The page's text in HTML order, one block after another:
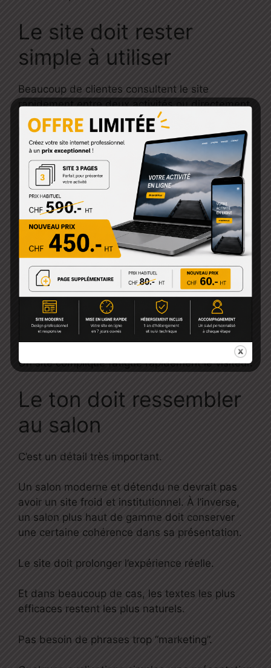
Le site doit rester
simple à utiliser
Beaucoup de clientes consultent le site
rapidement entre deux activités ou directement
depuis leur téléphone.
Si elles doivent chercher longtemps les
informations importantes, elles abandonnent
souvent.
Le site doit permettre de trouver facilement :
les horaires
l’adresse
les prestations
la réservation
les coordonnées
Ce sont des éléments simples, mais essentiels.
Un site compliqué fatigue rapidement le visiteur.
Le ton doit ressembler
au salon
C’est un détail très important.
Un salon moderne et détendu ne devrait pas
avoir un site froid et institutionnel. À l’inverse,
un salon plus haut de gamme doit conserver
une certaine cohérence dans sa présentation.
Le site doit prolonger l’expérience réelle.
Et dans beaucoup de cas, les textes les plus
efficaces restent les plus naturels.
Pas besoin de phrases trop “marketing”.